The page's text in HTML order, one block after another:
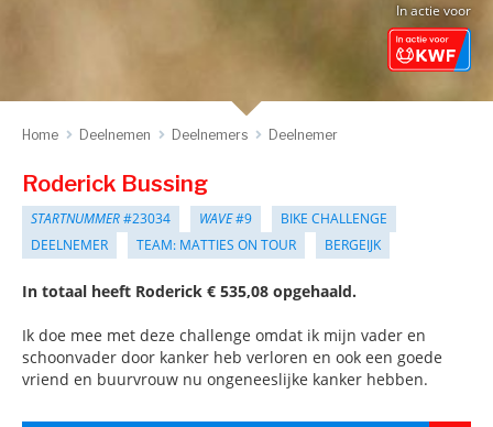
In actie voor
Home Deelnemen Deelnemers Deelnemer
Roderick Bussing
STARTNUMMER#23034 WAVE#9
BIKE CHALLENGE
DEELNEMER
TEAM: MATTIES ON TOUR BERGEIJK
In totaal heeft Roderick € 535,08 opgehaald.
Ik doe mee met deze challenge omdat ik mijn vader en
schoonvader door kanker heb verloren en ook een goede
vriend en buurvrouw nu ongeneeslijke kanker hebben.